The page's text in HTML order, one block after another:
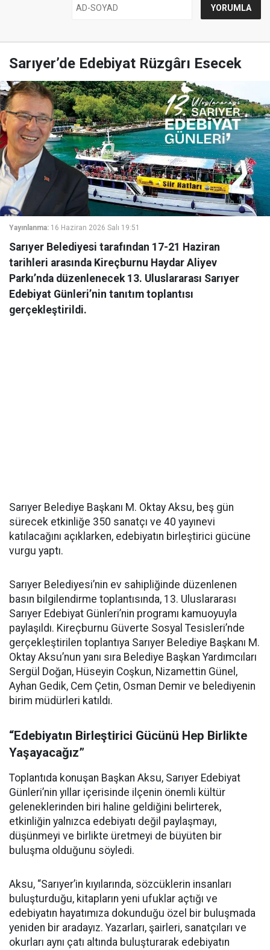
Sarıyer’de Edebiyat Rüzgârı Esecek
Yayınlanma: 16 Haziran 2026 Salı 19:51
Sarıyer Belediyesi tarafından 17-21 Haziran
tarihleri arasında Kireçburnu Haydar Aliyev
Parkı’nda düzenlenecek 13. Uluslararası Sarıyer
Edebiyat Günleri’nin tanıtım toplantısı
gerçekleştirildi.
Sarıyer Belediye Başkanı M. Oktay Aksu, beş gün
sürecek etkinliğe 350 sanatçı ve 40 yayınevi
katılacağını açıklarken, edebiyatın birleştirici gücüne
vurgu yaptı.
Sarıyer Belediyesi’nin ev sahipliğinde düzenlenen
basın bilgilendirme toplantısında, 13. Uluslararası
Sarıyer Edebiyat Günleri’nin programı kamuoyuyla
paylaşıldı. Kireçburnu Güverte Sosyal Tesisleri’nde
gerçekleştirilen toplantıya Sarıyer Belediye Başkanı M.
Oktay Aksu’nun yanı sıra Belediye Başkan Yardımcıları
Sergül Doğan, Hüseyin Coşkun, Nizamettin Günel,
Ayhan Gedik, Cem Çetin, Osman Demir ve belediyenin
birim müdürleri katıldı.
“Edebiyatın Birleştirici Gücünü Hep Birlikte
Yaşayacağız”
Toplantıda konuşan Başkan Aksu, Sarıyer Edebiyat
Günleri’nin yıllar içerisinde ilçenin önemli kültür
geleneklerinden biri haline geldiğini belirterek,
etkinliğin yalnızca edebiyatı değil paylaşmayı,
düşünmeyi ve birlikte üretmeyi de büyüten bir
buluşma olduğunu söyledi.
Aksu, “Sarıyer’in kıyılarında, sözcüklerin insanları
buluşturduğu, kitapların yeni ufuklar açtığı ve
edebiyatın hayatımıza dokunduğu özel bir buluşmada
yeniden bir aradayız. Yazarları, şairleri, sanatçıları ve
okurları aynı çatı altında buluşturarak edebiyatın